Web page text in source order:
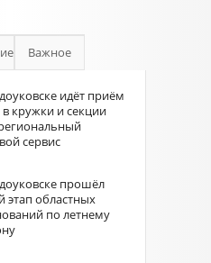
Важное
идёт приём
в кружки и секции
сервис
прошёл
этап областных
по летнему